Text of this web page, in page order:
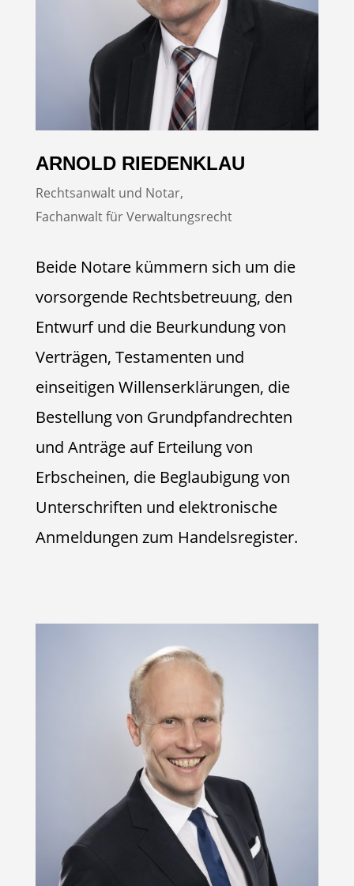
ARNOLD RIEDENKLAU
Rechtsanwalt und Notar,
Fachanwalt für Verwaltungsrecht
Beide Notare kümmern sich um die
vorsorgende Rechtsbetreuung, den
Entwurf und die Beurkundung von
Verträgen, Testamenten und
einseitigen Willenserklärungen, die
Bestellung von Grundpfandrechten
und Anträge auf Erteilung von
Erbscheinen, die Beglaubigung von
Unterschriften und elektronische
Anmeldungen zum Handelsregister.